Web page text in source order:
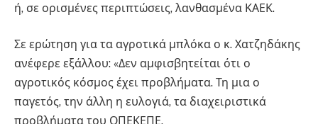
ή, σε ορισμένες περιπτώσεις, λανθασμένα ΚΑΕΚ.
Σε ερώτηση για τα αγροτικά μπλόκα ο κ. Χατζηδάκης
ανέφερε εξάλλου: «Δεν αμφισβητείται ότι ο
αγροτικός κόσμος έχει προβλήματα. Τη μια ο
παγετός, την άλλη η ευλογιά, τα διαχειριστικά
προβλήματα του ΟΠΕΚΕΠΕ.